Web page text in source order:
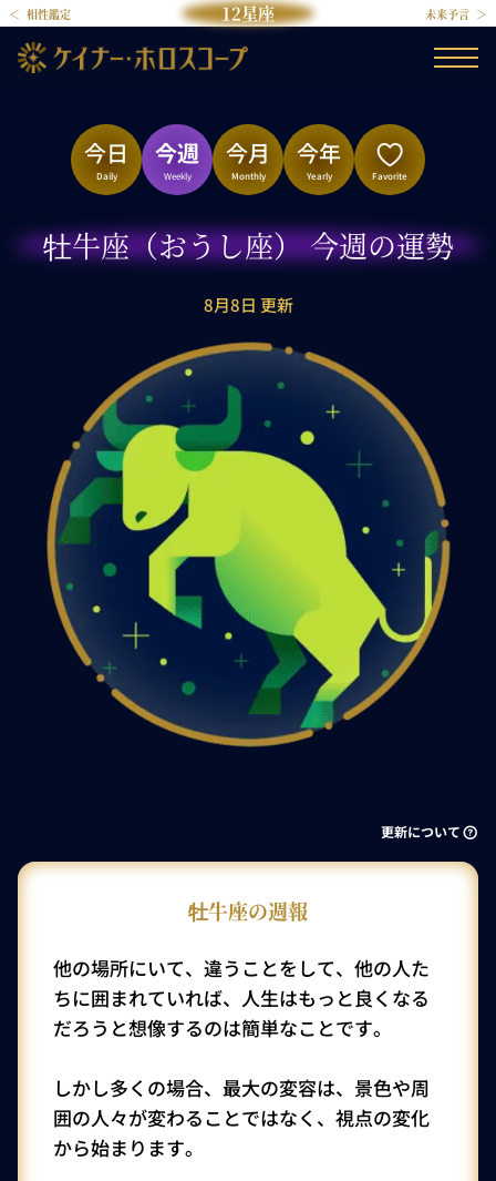
相性鑑定 12星座 未来予言
今日
Daily
今週
Weekly
今月
Monthly
今年
Yearly Favorite
牡牛座（おうし座） 今週の運勢
8月8日 更新
更新について
牡牛座の週報
他の場所にいて、違うことをして、他の人た
ちに囲まれていれば、人生はもっと良くなる
だろうと想像するのは簡単なことです。
しかし多くの場合、最大の変容は、景色や周
囲の人々が変わることではなく、視点の変化
から始まります。